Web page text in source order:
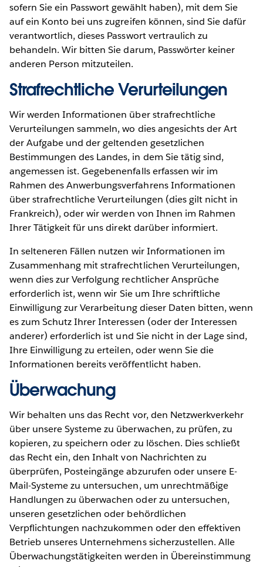
sofern Sie ein Passwort gewählt haben), mit dem Sie
auf ein Konto bei uns zugreifen können, sind Sie dafür
verantwortlich, dieses Passwort vertraulich zu
behandeln. Wir bitten Sie darum, Passwörter keiner
anderen Person mitzuteilen.
Strafrechtliche Verurteilungen
Wir werden Informationen über strafrechtliche
Verurteilungen sammeln, wo dies angesichts der Art
der Aufgabe und der geltenden gesetzlichen
Bestimmungen des Landes, in dem Sie tätig sind,
angemessen ist. Gegebenenfalls erfassen wir im
Rahmen des Anwerbungsverfahrens Informationen
über strafrechtliche Verurteilungen (dies gilt nicht in
Frankreich), oder wir werden von Ihnen im Rahmen
Ihrer Tätigkeit für uns direkt darüber informiert.
In selteneren Fällen nutzen wir Informationen im
Zusammenhang mit strafrechtlichen Verurteilungen,
wenn dies zur Verfolgung rechtlicher Ansprüche
erforderlich ist, wenn wir Sie um Ihre schriftliche
Einwilligung zur Verarbeitung dieser Daten bitten, wenn
es zum Schutz Ihrer Interessen (oder der Interessen
anderer) erforderlich ist und Sie nicht in der Lage sind,
Ihre Einwilligung zu erteilen, oder wenn Sie die
Informationen bereits veröffentlicht haben.
Überwachung
Wir behalten uns das Recht vor, den Netzwerkverkehr
über unsere Systeme zu überwachen, zu prüfen, zu
kopieren, zu speichern oder zu löschen. Dies schließt
das Recht ein, den Inhalt von Nachrichten zu
überprüfen, Posteingänge abzurufen oder unsere E-
Mail-Systeme zu untersuchen, um unrechtmäßige
Handlungen zu überwachen oder zu untersuchen,
unseren gesetzlichen oder behördlichen
Verpflichtungen nachzukommen oder den effektiven
Betrieb unseres Unternehmens sicherzustellen. Alle
Überwachungstätigkeiten werden in Übereinstimmung